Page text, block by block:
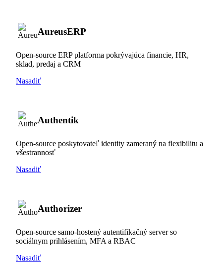
AureusERP
Open-source ERP platforma pokrývajúca financie, HR,
sklad, predaj a CRM
Nasadiť
Authentik
Open-source poskytovateľ identity zameraný na flexibilitu a
všestrannosť
Nasadiť
Authorizer
Open-source samo-hostený autentifikačný server so
sociálnym prihlásením, MFA a RBAC
Nasadiť